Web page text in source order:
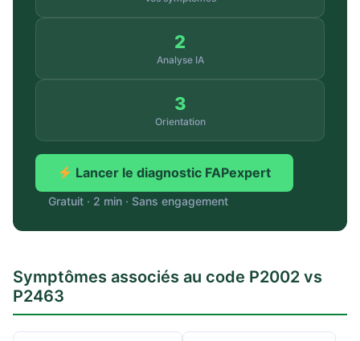
2
Analyse IA
3
Orientation
Lancer le diagnostic FAPexpert
Gratuit · 2 min · Sans engagement
Symptômes associés au code P2002 vs
P2463